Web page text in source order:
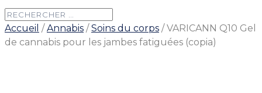
Accueil /Annabis /Soins du corps / VARICANN Q10 Gel
de cannabis pour les jambes fatiguées (copia)